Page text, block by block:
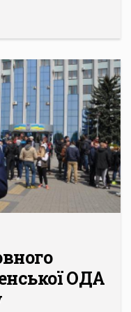
ОДА